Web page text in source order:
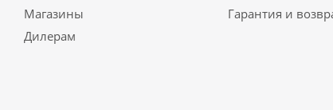
Магазины
Дилерам
Гарантия и